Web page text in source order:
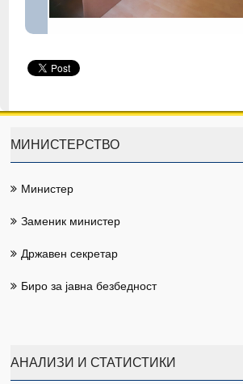
МИНИСТЕРСТВО
Министер
Заменик министер
Државен секретар
Биро за јавна безбедност
АНАЛИЗИ И СТАТИСТИКИ